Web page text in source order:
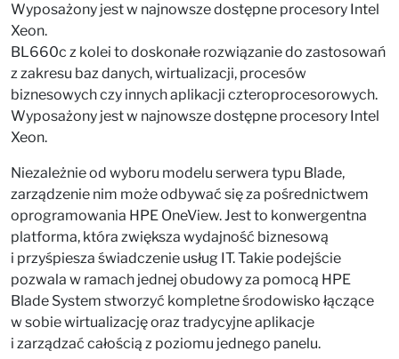
Wyposażony jest w najnowsze dostępne procesory Intel
Xeon.
BL660c z kolei to doskonałe rozwiązanie do zastosowań
z zakresu baz danych, wirtualizacji, procesów
biznesowych czy innych aplikacji czteroprocesorowych.
Wyposażony jest w najnowsze dostępne procesory Intel
Xeon.
Niezależnie od wyboru modelu serwera typu Blade,
zarządzenie nim może odbywać się za pośrednictwem
oprogramowania HPE OneView. Jest to konwergentna
platforma, która zwiększa wydajność biznesową
i przyśpiesza świadczenie usług IT. Takie podejście
pozwala w ramach jednej obudowy za pomocą HPE
Blade System stworzyć kompletne środowisko łączące
w sobie wirtualizację oraz tradycyjne aplikacje
i zarządzać całością z poziomu jednego panelu.